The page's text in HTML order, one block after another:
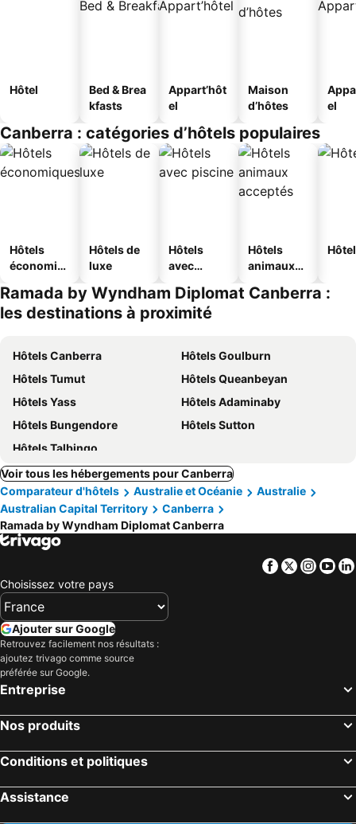
Hôtel
Bed & Brea
kfasts
Appart’hôt
el
Maison
d’hôtes
el
Canberra : catégories d’hôtels populaires
Hôtels
économiq
Hôtels de
luxe
Hôtels
avec
Hôtels
animaux
Ramada by Wyndham Diplomat Canberra :
les destinations à proximité
Hôtels Canberra
Hôtels Goulburn
Hôtels Tumut
Hôtels Queanbeyan
Hôtels Yass
Hôtels Adaminaby
Hôtels Bungendore
Hôtels Sutton
Hôtels Talbingo
Voir tous les hébergements pour Canberra
Comparateur d'hôtels
Australie et Océanie
Australie
Australian Capital Territory
Canberra
Ramada by Wyndham Diplomat Canberra
Facebook
Twitter
Choisissez votre pays
Ajouter sur Google
Retrouvez facilement nos résultats :
ajoutez trivago comme source
préférée sur Google.
Entreprise
Nos produits
Conditions et politiques
Assistance